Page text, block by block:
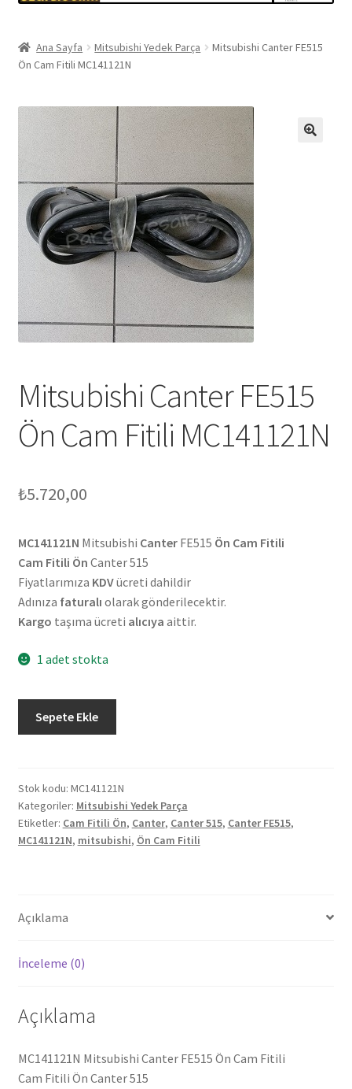
Ana Sayfa Mitsubishi Yedek Parça
Mitsubishi Canter FE515
Ön Cam Fitili MC141121N
Mitsubishi Canter FE515
Ön Cam Fitili MC141121N
₺5.720,00
MC141121N Mitsubishi CanterFE515 Ön Cam Fitili
Cam Fitili Ön Canter 515
Fiyatlarımıza KDVücreti dahildir
Adınıza faturalı olarak gönderilecektir.
Kargo taşıma ücreti alıcıya aittir.
1 adet stokta
Canter
Cam
Fitili
MC141121N
adet
Sepete Ekle
Stok kodu: MC141121N
Kategoriler: Mitsubishi Yedek Parça
Etiketler: Cam Fitili Ön, Canter, Canter 515, Canter FE515,
MC141121N, mitsubishi, Ön Cam Fitili
Açıklama
İnceleme (0)
Açıklama
MC141121N Mitsubishi Canter FE515 Ön Cam Fitili
Cam Fitili Ön Canter 515